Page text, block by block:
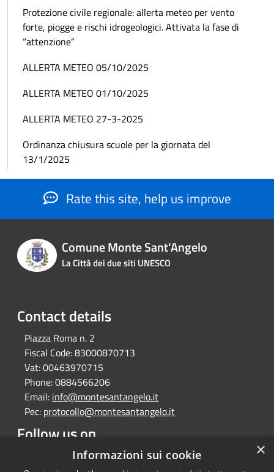
Protezione civile regionale: allerta meteo per vento
forte, piogge e rischi idrogeologici. Attivata la fase di
“attenzione”
ALLERTA METEO 05/10/2025
ALLERTA METEO 01/10/2025
ALLERTA METEO 27-3-2025
Ordinanza chiusura scuole per la giornata del
13/1/2025
Rate this site, help us improve
Comune Monte Sant'Angelo
La Città dei due siti UNESCO
Contact details
Piazza Roma n. 2
Fiscal Code:83000870713
Vat:00463970715
Phone:0884566206
Email: info@montesantangelo.it
Pec: protocollo@montesantangelo.it
Follow us on
FacebookYoutubeInstagramTelegramWhatsapp ×
Informazioni sui cookie